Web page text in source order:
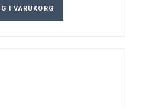
I VARUKORG